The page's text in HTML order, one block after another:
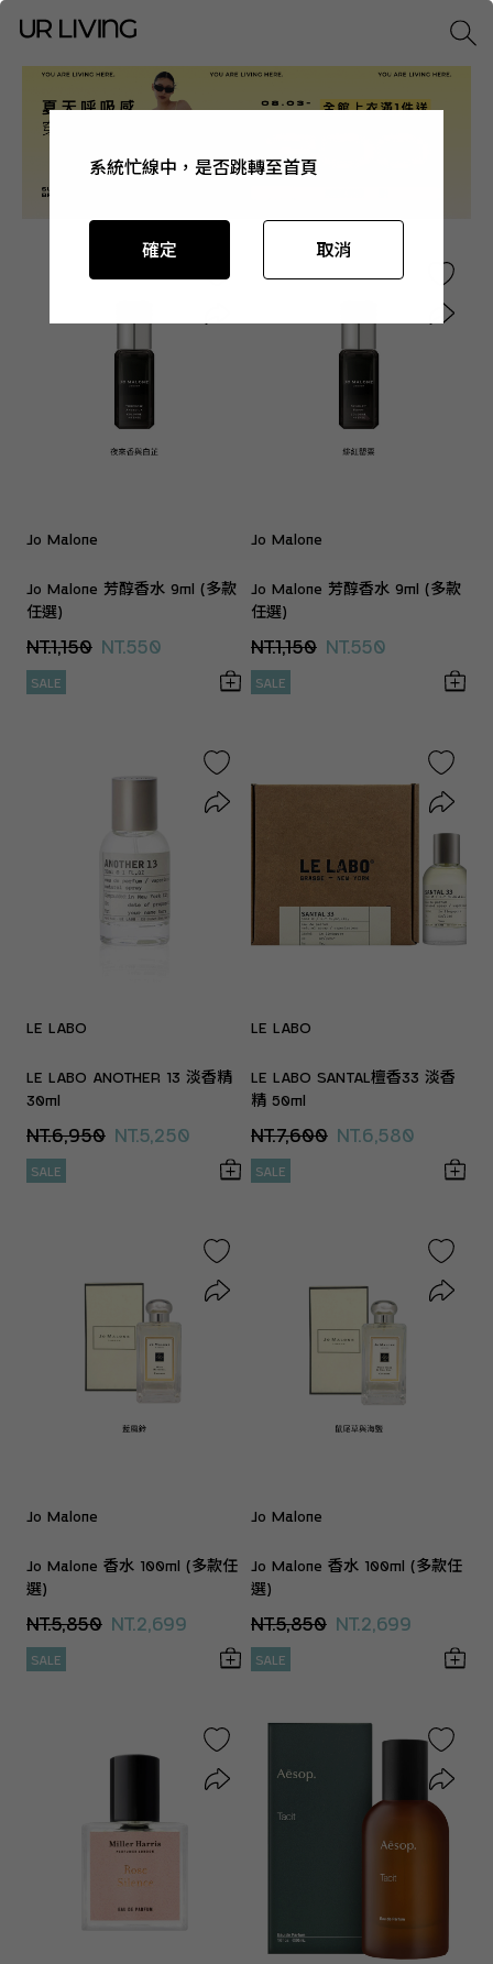
Jo Malone
Jo Malone 芳醇香水 9ml (多款
任選)
NT.1,150 NT.550
SALE
Jo Malone
Jo Malone 芳醇香水 9ml (多款
任選)
NT.1,150 NT.550
SALE
LE LABO
LE LABO ANOTHER 13 淡香精
30ml
NT.6,950 NT.5,250
SALE
LE LABO
LE LABO SANTAL檀香33 淡香
精 50ml
NT.7,600 NT.6,580
SALE
Jo Malone
Jo Malone 香水 100ml (多款任
選)
NT.5,850 NT.2,699
SALE
Jo Malone
Jo Malone 香水 100ml (多款任
選)
NT.5,850 NT.2,699
SALE
系統忙線中，是否跳轉至首頁
確定 取消
系統忙線中，是否跳轉至首頁
確定 取消
系統忙線中，是否跳轉至首頁
確定 取消
系統忙線中，是否跳轉至首頁
確定 取消